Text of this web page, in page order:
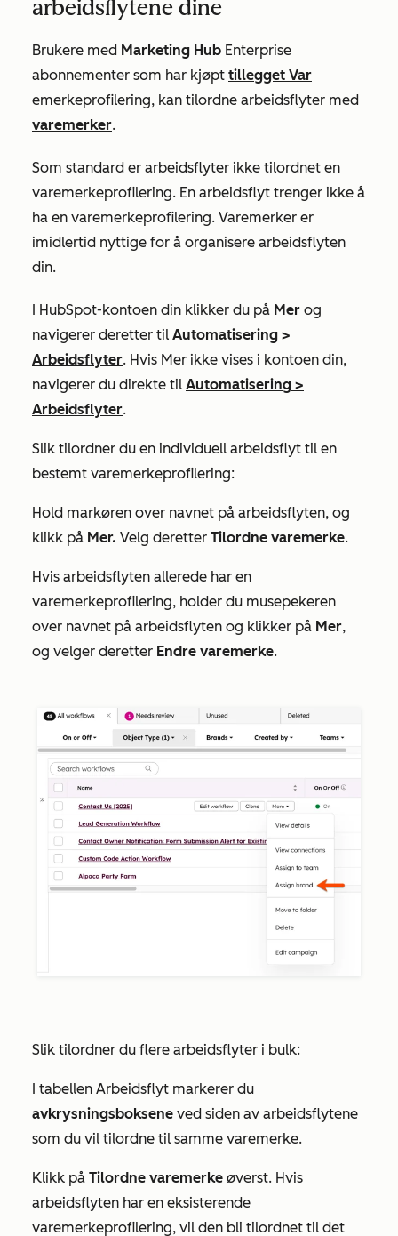
arbeidsflytene dine
Brukere med Marketing Hub Enterprise
abonnementer som har kjøpt tillegget Var
emerkeprofilering, kan tilordne arbeidsflyter med
varemerker.
Som standard er arbeidsflyter ikke tilordnet en
varemerkeprofilering. En arbeidsflyt trenger ikke å
ha en varemerkeprofilering. Varemerker er
imidlertid nyttige for å organisere arbeidsflyten
din.
I HubSpot-kontoen din klikker du på Mer og
navigerer deretter til Automatisering >
Arbeidsflyter. Hvis Mer ikke vises i kontoen din,
navigerer du direkte til Automatisering >
Arbeidsflyter.
Slik tilordner du en individuell arbeidsflyt til en
bestemt varemerkeprofilering:
Hold markøren over navnet på arbeidsflyten, og
klikk på Mer. Velg deretter Tilordne varemerke.
Hvis arbeidsflyten allerede har en
varemerkeprofilering, holder du musepekeren
over navnet på arbeidsflyten og klikker på Mer,
og velger deretter Endre varemerke.
Slik tilordner du flere arbeidsflyter i bulk:
I tabellen Arbeidsflyt markerer du
avkrysningsboksene ved siden av arbeidsflytene
som du vil tilordne til samme varemerke.
Klikk på Tilordne varemerke øverst. Hvis
arbeidsflyten har en eksisterende
varemerkeprofilering, vil den bli tilordnet til det